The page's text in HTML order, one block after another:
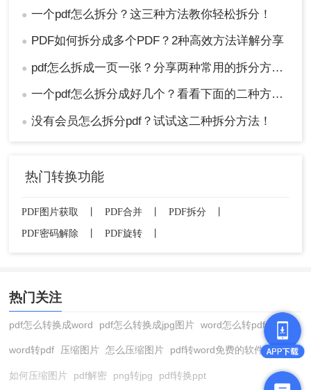
● 一个pdf怎么拆分？这三种方法教你轻松拆分！
● PDF如何拆分成多个PDF？2种高效方法详解分享
● pdf怎么拆成一页一张？分享两种常用的拆分方法！
● 一个pdf怎么拆分成好几个？看看下面的二种方法！
● 没有会员怎么拆分pdf？试试这二种拆分方法！
热门转换功能
PDF图片获取 PDF合并 PDF拆分
PDF密码解除
PDF旋转
热门关注
pdf怎么转换成word pdf怎么转换成jpg图片 word怎么转pdf
word转pdf 压缩图片 怎么压缩图片 pdf转word免费的软件
如何压缩图片 pdf解密 png转jpg pdf转换ppt